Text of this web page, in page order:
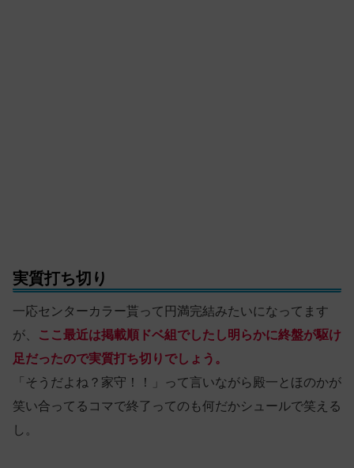
実質打ち切り
一応センターカラー貰って円満完結みたいになってます
が、
ここ最近は掲載順ドベ組でしたし明らかに終盤が駆け
足だったので実質打ち切りでしょう。
「そうだよね？家守！！」って言いながら殿一とほのかが
笑い合ってるコマで終了ってのも何だかシュールで笑える
し。